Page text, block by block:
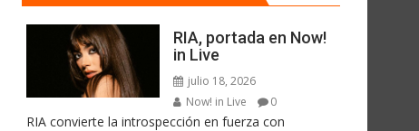
RIA, portada en Now!
in Live
julio 18, 2026
Now! in Live
0
RIA convierte la introspección en fuerza con